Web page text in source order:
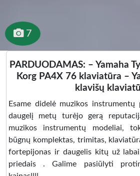
7
PARDUODAMAS: – Yamaha
Korg PA4X 76 klaviatūra –
klavišų
Esame didelė muzikos
daugelį metų turėjo gerą
muzikos instrumentų modeliai,
būgnų komplektas, trimitas,
fortepijonas ir daugelis kitų už
priedais . Galime pasiūlyti